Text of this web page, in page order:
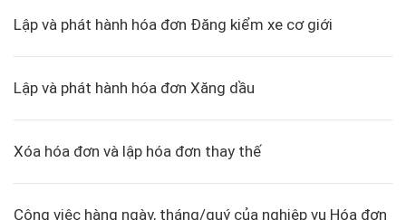
Lập và phát hành hóa đơn Đăng kiểm xe cơ giới
Lập và phát hành hóa đơn Xăng dầu
Xóa hóa đơn và lập hóa đơn thay thế
Công việc hàng ngày, tháng/quý của nghiệp vụ Hóa đơn